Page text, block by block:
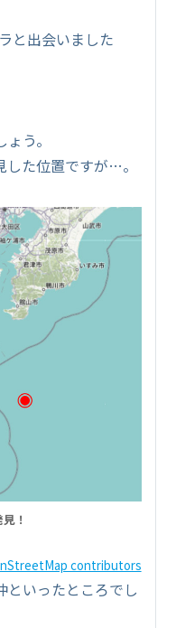
と出会いました
う。
した位置ですが…。
！
contributors
といったところでし